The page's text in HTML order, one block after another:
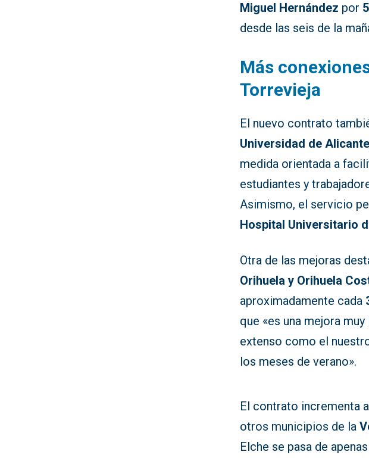
Miguel Hernández por
desde las seis de la
Más
Torrevieja
El nuevo contrato
Universidad de Alicante
medida orientada a
estudiantes y
Asimismo, el servicio
Hospital Universitario
Otra de las mejoras
Orihuela y Orihuela
aproximadamente cada
que «es una mejora
extenso como el
los meses de verano».
El contrato incrementa
otros municipios de la
Elche se pasa de